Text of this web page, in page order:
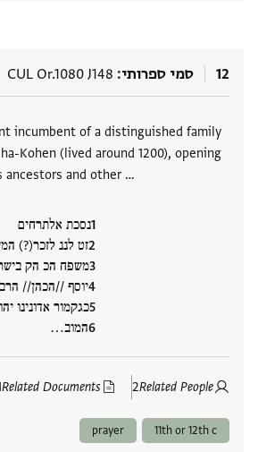
12 סמי ספרותי CUL Or.1080 J148
incumbent of a distinguished family
Kohen (lived around 1200), opening
ancestors and other …
נסכת אלתרחים
זט לננ לזכר(?)
משפח הכ הק
יוסף //הכהן//
כגקמור אדונינו
המוב‮…
Related People
2
Related Documents
11th or 12th c
prayer